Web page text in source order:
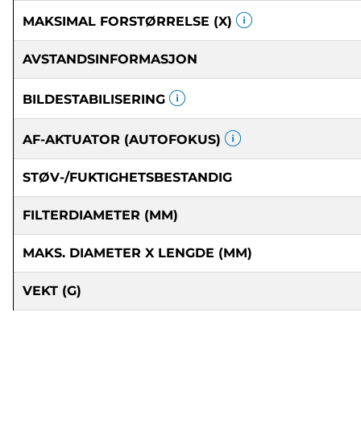
MAKSIMAL FORSTØRRELSE (X)
AVSTANDSINFORMASJON
BILDESTABILISERING
AF-AKTUATOR (AUTOFOKUS)
STØV-/FUKTIGHETSBESTANDIG
FILTERDIAMETER (MM)
MAKS. DIAMETER X LENGDE (MM)
VEKT (G)